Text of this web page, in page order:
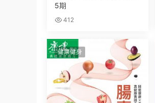
5期
412
健康健身